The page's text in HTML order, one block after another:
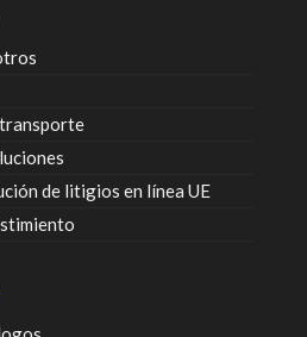
de litigios en línea UE